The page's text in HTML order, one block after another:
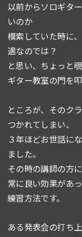
以前からソロギタ
いのか
模索していた時に
適なのでは？
と思い、ちょっと
ギター教室の門を
ところが、そのク
つかれてしまい、
３年ほどお世話に
ました。
その時の講師の方
常に良い効果があ
練習方法です。
ある発表会の打ち